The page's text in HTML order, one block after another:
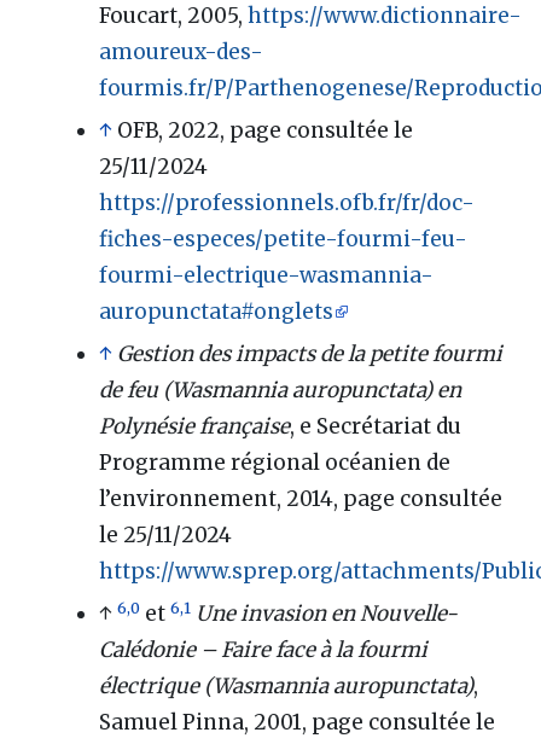
Foucart, 2005,https://www.dictionnaire-
amoureux-des-
fourmis.fr/P/Parthenogenese/
↑ OFB, 2022, page consultée le
25/11/2024
https://professionnels.ofb.fr/fr/doc-
fiches-especes/petite-fourmi-feu-
fourmi-electrique-wasmannia-
auropunctata#onglets
↑ Gestion des impacts de la petite fourmi
de feu (Wasmannia auropunctata) en
Polynésie française, e Secrétariat du
Programme régional océanien de
l’environnement, 2014, page consultée
le 25/11/2024
https://www.sprep.org/attachments/
↑6,0 et6,1 Une invasion en Nouvelle-
Calédonie – Faire face à la fourmi
électrique (Wasmannia auropunctata),
Samuel Pinna, 2001, page consultée le